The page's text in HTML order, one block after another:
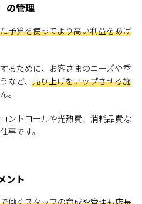
の管理
予算を使ってより高い利益をあげ
るために、お客さまのニーズや季
など、 売り上げをアップさせる施
。
ントロールや光熱費、消耗品費な
事です。
ント